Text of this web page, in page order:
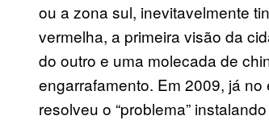
ou a zona sul, inevitavelmente
vermelha, a primeira visão da
do outro e uma molecada de
engarrafamento. Em 2009, já
resolveu o “problema”